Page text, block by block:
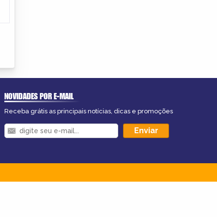
NOVIDADES POR E-MAIL
Receba grátis as principais notícias, dicas e promoções